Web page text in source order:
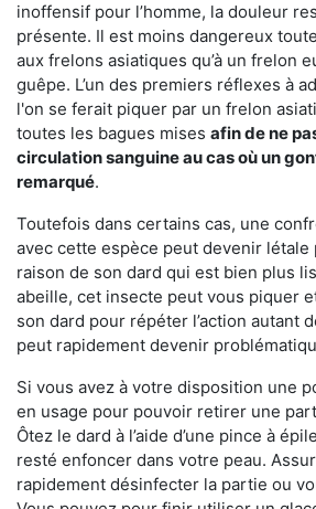
inoffensif pour l’homme, la douleur
présente. Il est moins dangereux
aux frelons asiatiques qu’à un frelon
guêpe. L’un des premiers réflexes à
l'on se ferait piquer par un frelon
toutes les bagues mises afin de ne
circulation sanguine au cas où un
remarqué.
Toutefois dans certains cas, une
avec cette espèce peut devenir létale
raison de son dard qui est bien plus
abeille, cet insecte peut vous piquer
son dard pour répéter l’action autant
peut rapidement devenir
Si vous avez à votre disposition une
en usage pour pouvoir retirer une
Ôtez le dard à l’aide d’une pince à
resté enfoncer dans votre peau.
rapidement désinfecter la partie ou